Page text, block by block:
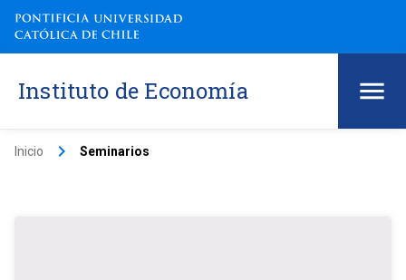
Instituto de Economía
Inicio keyboard_arrow_right Seminarios